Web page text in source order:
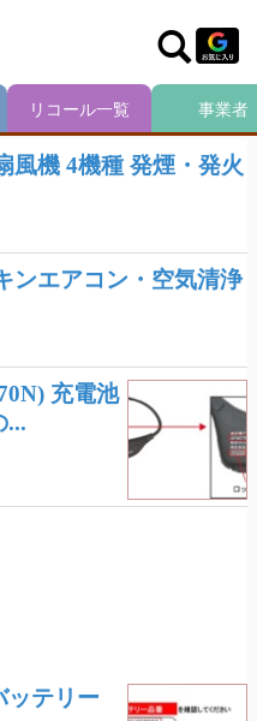
風機 4機種 発煙・発火
ンエアコン・空気清浄
充電池
...
ッテリー
リコール一覧 事業者